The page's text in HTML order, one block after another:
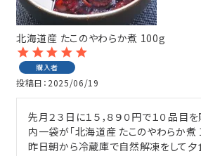
北海道産 たこのやわらか煮 100g
購入者
投稿日 2025/06/19
先月２３日に１５，８９０円で１０品目
内一袋が「北海道産 たこのやわらか煮
昨日朝から冷蔵庫で自然解凍をして夕